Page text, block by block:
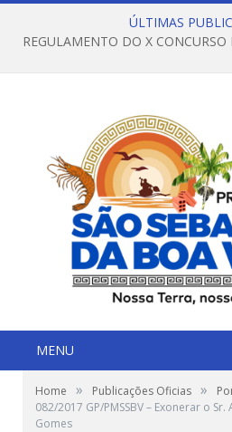
ÚLTIMAS
MENU
Home » Publicações Oficias »
082/2017 GP/PMSSBV – Exonerar o
Gomes